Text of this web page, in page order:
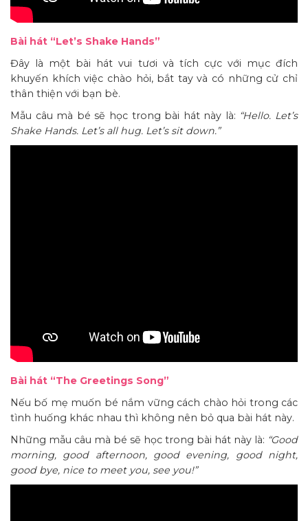
Bài hát “Let’s Shake Hands”
Đây là một bài hát vui tươi và tích cực với mục đích
khuyến khích việc chào hỏi, bắt tay và có những cử chỉ
thân thiện với bạn bè.
Mẫu câu mà bé sẽ học trong bài hát này là: “Hello. Let’s
Shake Hands. Let’s all hug. Let’s sit down.”
Bài hát “The Greetings Song”
Nếu bố mẹ muốn bé nắm vững cách chào hỏi trong các
tình huống khác nhau thì không nên bỏ qua bài hát này.
Những mẫu câu mà bé sẽ học trong bài hát này là: “Good
morning, good afternoon, good evening, good night,
good bye, nice to meet you, see you!”